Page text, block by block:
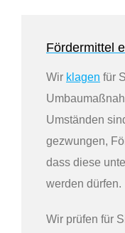
Fördermittel
Wir klagen für
Umständen
gezwungen,
dass diese
werden dürfen.
Wir prüfen für